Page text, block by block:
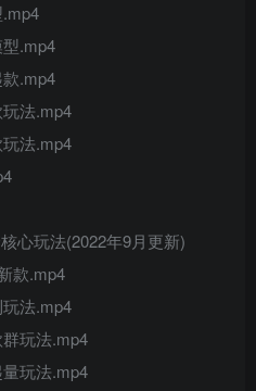
.mp4
型.mp4
款.mp4
玩法.mp4
玩法.mp4
心玩法(2022年9月更新)
款.mp4
玩法.mp4
群玩法.mp4
量玩法.mp4